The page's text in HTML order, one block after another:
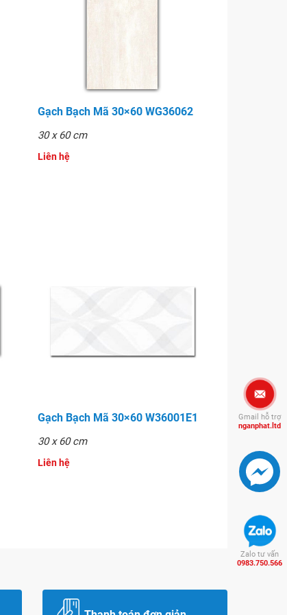
Gạch Bạch Mã 30×60 WG36062
30 x 60 cm
Liên hệ
Gạch Bạch Mã 30×60 W36001E1
30 x 60 cm
Liên hệ
Gmail hỗ trợ
nganphat.ltd
Zalo tư vấn
0983.750.566